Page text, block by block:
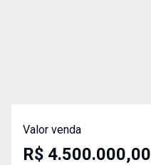
Valor venda
R$ 4.500.000,00